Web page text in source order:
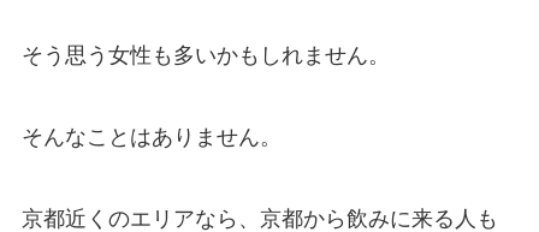
そう思う女性も多いかもしれません。
そんなことはありません。
京都近くのエリアなら、京都から飲みに来る人も